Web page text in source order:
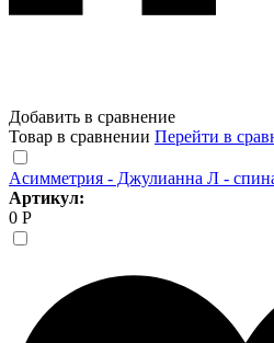
Добавить в сравнение
Товар в сравнении Перейти в
Асимметрия - Джулианна Л -
Артикул:
0 Р